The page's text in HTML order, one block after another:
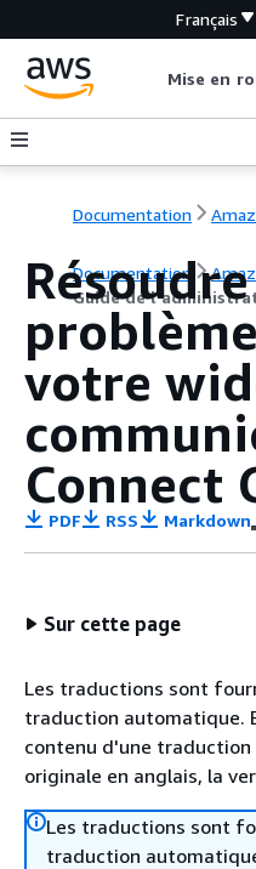
Français
Mise en
Documentation
Documentation
Guide de
votre
Connect
PDF RSS Markdown
Sur cette page
Les traductions sont
traduction automatique.
contenu d'une traduction
originale en anglais, la
Les traductions sont
traduction